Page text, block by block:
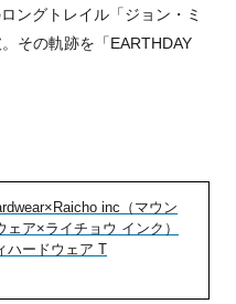
ングトレイル「ジョン・ミ
その軌跡を「EARTHDAY
inc（マウン
ェア×ライチョウ インク）
ハードウェア T